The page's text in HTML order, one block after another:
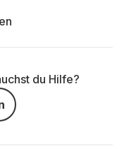
du Hilfe?